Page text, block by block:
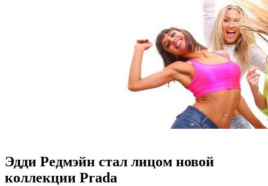
Эдди Редмэйн стал лицом новой
коллекции Prada